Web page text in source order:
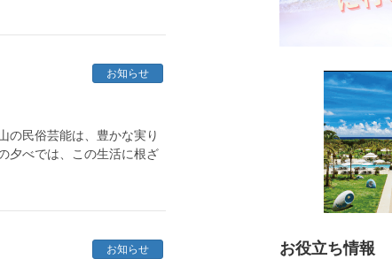
お知らせ
の民俗芸能は、豊かな実り
夕べでは、この生活に根ざ
お知らせ お役立ち情報